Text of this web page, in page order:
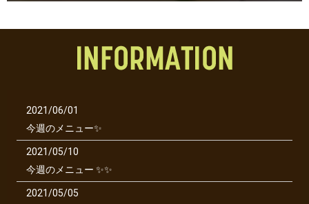
2021/06/01
今週のメニュー✨
2021/05/10
今週のメニュー ✨✨
2021/05/05